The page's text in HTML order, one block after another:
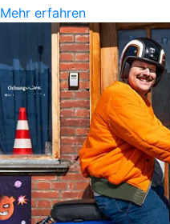
Mehr erfahren